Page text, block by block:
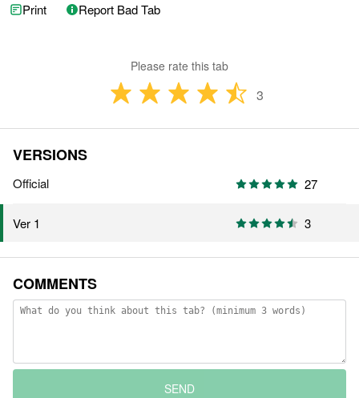
Print Report Bad Tab
Please rate this tab
3
VERSIONS
Official 27
Ver 1 3
COMMENTS
SEND